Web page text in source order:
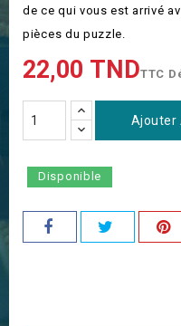
de ce qui vous est arrivé
pièces du puzzle.
22,00 TNDTTC
Ajouter
Disponible